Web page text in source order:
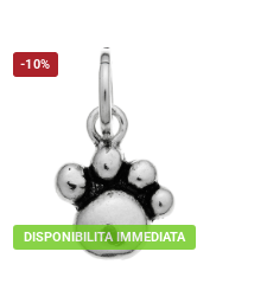
-10%
DISPONIBILITA IMMEDIATA